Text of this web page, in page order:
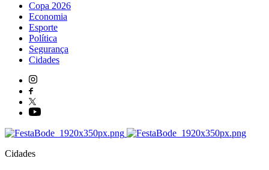
Copa 2026
Economia
Esporte
Política
Segurança
Cidades
Cidades